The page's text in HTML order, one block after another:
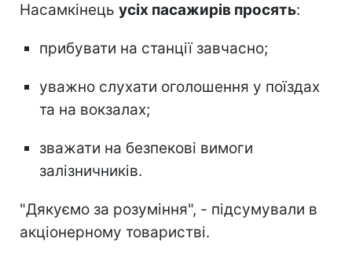
Насамкінець усіх пасажирів просять:
прибувати на станції завчасно;
уважно слухати оголошення у поїздах
та на вокзалах;
зважати на безпекові вимоги
залізничників.
"Дякуємо за розуміння", - підсумували в
акціонерному товаристві.